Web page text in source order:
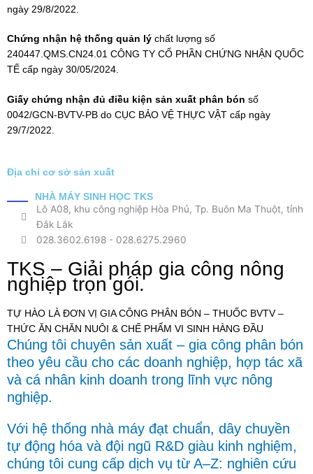
ngày 29/8/2022.
Chứng nhận hệ thống quản lý chất lượng số
240447.QMS.CN24.01 CÔNG TY CỔ PHẦN CHỨNG NHẬN QUỐC
TẾ cấp ngày 30/05/2024.
Giấy chứng nhận đủ điều kiện sản xuất phân bón số
0042/GCN-BVTV-PB do CỤC BẢO VỆ THỰC VẬT cấp ngày
29/7/2022.
Địa chỉ cơ sở sản xuất
NHÀ MÁY SINH HỌC TKS
Lô A08, khu công nghiệp Hòa Phủ, Tp. Buôn Ma Thuột, tỉnh
Đắk Lắk
028.3602.6198 - 028.6275.2960
TKS – Giải pháp gia công nông
nghiệp trọn gói.
TỰ HÀO LÀ ĐƠN VỊ GIA CÔNG PHÂN BÓN – THUỐC BVTV –
THỨC ĂN CHĂN NUÔI & CHẾ PHẨM VI SINH HÀNG ĐẦU
Chúng tôi chuyên sản xuất – gia công phân bón
theo yêu cầu cho các doanh nghiệp, hợp tác xã
và cá nhân kinh doanh trong lĩnh vực nông
nghiệp.
Với hệ thống nhà máy đạt chuẩn, dây chuyền
tự động hóa và đội ngũ R&D giàu kinh nghiệm,
chúng tôi cung cấp dịch vụ từ A–Z: nghiên cứu